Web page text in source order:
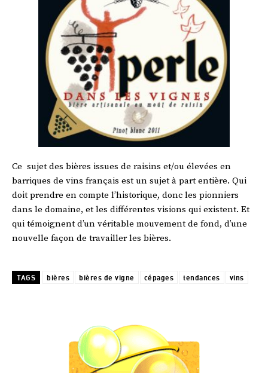
Ce sujet des bières issues de raisins et/ou élevées en
barriques de vins français est un sujet à part entière. Qui
doit prendre en compte l’historique, donc les pionniers
dans le domaine, et les différentes visions qui existent. Et
qui témoignent d’un véritable mouvement de fond, d’une
nouvelle façon de travailler les bières.
TAGS bières bières de vigne cépages tendances vins